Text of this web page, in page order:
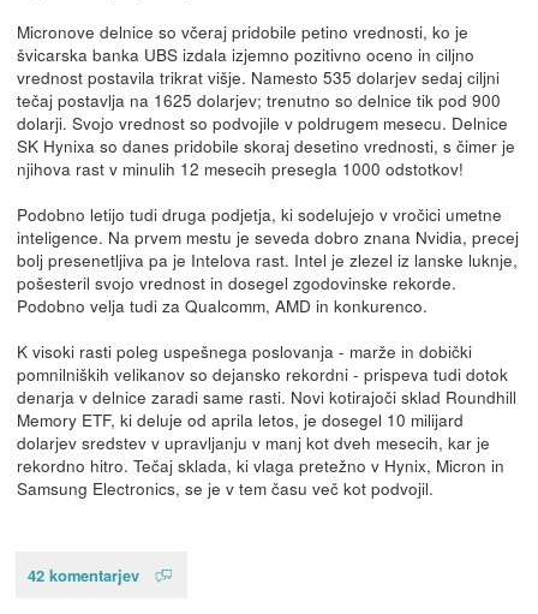
Micronove delnice so včeraj pridobile petino vrednosti, ko je
švicarska banka UBS izdala izjemno pozitivno oceno in ciljno
vrednost postavila trikrat višje. Namesto 535 dolarjev sedaj ciljni
tečaj postavlja na 1625 dolarjev; trenutno so delnice tik pod 900
dolarji. Svojo vrednost so podvojile v poldrugem mesecu. Delnice
SK Hynixa so danes pridobile skoraj desetino vrednosti, s čimer je
njihova rast v minulih 12 mesecih presegla 1000 odstotkov!
Podobno letijo tudi druga podjetja, ki sodelujejo v vročici umetne
inteligence. Na prvem mestu je seveda dobro znana Nvidia, precej
bolj presenetljiva pa je Intelova rast. Intel je zlezel iz lanske luknje,
pošesteril svojo vrednost in dosegel zgodovinske rekorde.
Podobno velja tudi za Qualcomm, AMD in konkurenco.
K visoki rasti poleg uspešnega poslovanja - marže in dobički
pomnilniških velikanov so dejansko rekordni - prispeva tudi dotok
denarja v delnice zaradi same rasti. Novi kotirajoči sklad Roundhill
Memory ETF, ki deluje od aprila letos, je dosegel 10 milijard
dolarjev sredstev v upravljanju v manj kot dveh mesecih, kar je
rekordno hitro. Tečaj sklada, ki vlaga pretežno v Hynix, Micron in
Samsung Electronics, se je v tem času več kot podvojil.
42 komentarjev